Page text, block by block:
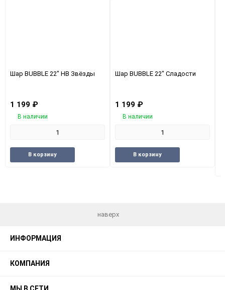
Шар BUBBLE 22" НВ Звёзды
1 199 ₽
В наличии
В корзину
Шар BUBBLE 22" Сладости
1 199 ₽
В наличии
В корзину
наверх
ИНФОРМАЦИЯ
КОМПАНИЯ